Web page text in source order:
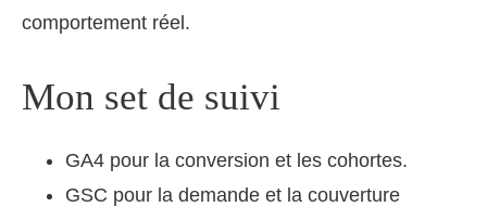
comportement réel.
Mon set de suivi
GA4 pour la conversion et les cohortes.
GSC pour la demande et la couverture